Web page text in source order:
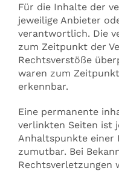
Für die Inhalte der
jeweilige Anbieter
verantwortlich. Die
zum Zeitpunkt der
Rechtsverstöße
waren zum
erkennbar.
Eine permanente
verlinkten Seiten ist
Anhaltspunkte einer
zumutbar. Bei
Rechtsverletzungen